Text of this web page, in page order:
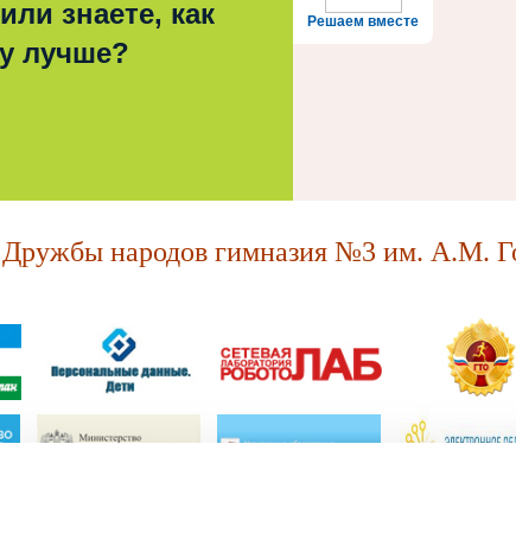
Решаем вместе
знаете, как
лучше?
народов гимназия №3 им. А.М.